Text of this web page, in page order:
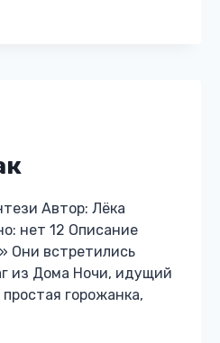
Автор: Лёка
нет 12 Описание
Они встретились
из Дома Ночи, идущий
горожанка,